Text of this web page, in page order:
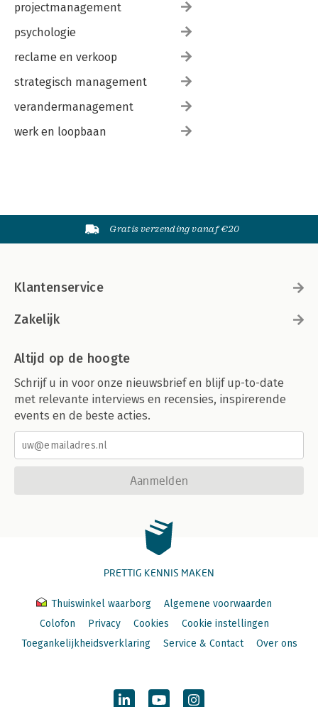
projectmanagement
psychologie
reclame en verkoop
strategisch management
verandermanagement
werk en loopbaan
Gratis verzending vanaf €20
Klantenservice
Zakelijk
Altijd op de hoogte
Schrijf u in voor onze nieuwsbrief en blijf up-to-date
met relevante interviews en recensies, inspirerende
events en de beste acties.
Aanmelden
PRETTIG KENNIS MAKEN
Thuiswinkel waarborg
Algemene voorwaarden
Colofon
Privacy Cookies
Cookie instellingen
Toegankelijkheidsverklaring
Service & Contact Over ons